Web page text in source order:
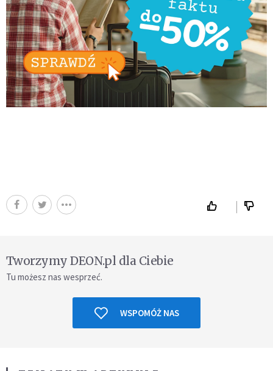
Tworzymy DEON.pl dla Ciebie
Tu możesz nas wesprzeć.
WSPOMÓŻ NAS